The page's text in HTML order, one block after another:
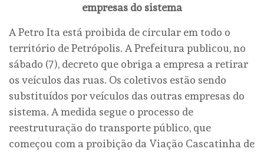
empresas do sistema
A Petro Ita está proibida de circular em todo o
território de Petrópolis. A Prefeitura publicou, no
sábado (7), decreto que obriga a empresa a retirar
os veículos das ruas. Os coletivos estão sendo
substituídos por veículos das outras empresas do
sistema. A medida segue o processo de
reestruturação do transporte público, que
começou com a proibição da Viação Cascatinha de